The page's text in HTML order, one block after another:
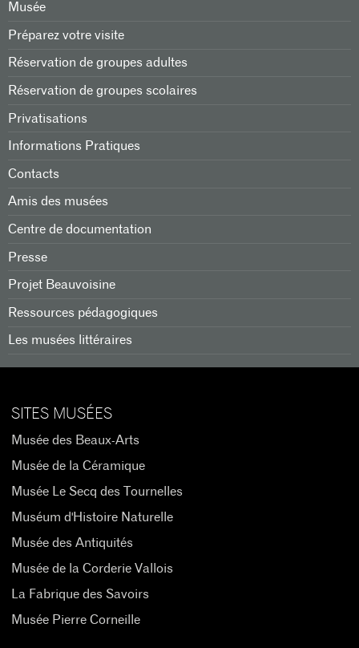
Musée
Préparez votre visite
Réservation de groupes adultes
Réservation de groupes scolaires
Privatisations
Informations Pratiques
Contacts
Amis des musées
Centre de documentation
Presse
Projet Beauvoisine
Ressources pédagogiques
Les musées littéraires
SITES MUSÉES
Musée des Beaux-Arts
Musée de la Céramique
Musée Le Secq des Tournelles
Muséum d'Histoire Naturelle
Musée des Antiquités
Musée de la Corderie Vallois
La Fabrique des Savoirs
Musée Pierre Corneille